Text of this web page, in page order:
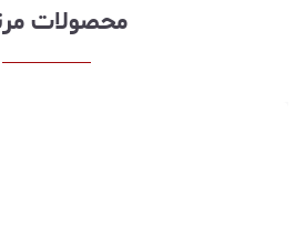
محصولات